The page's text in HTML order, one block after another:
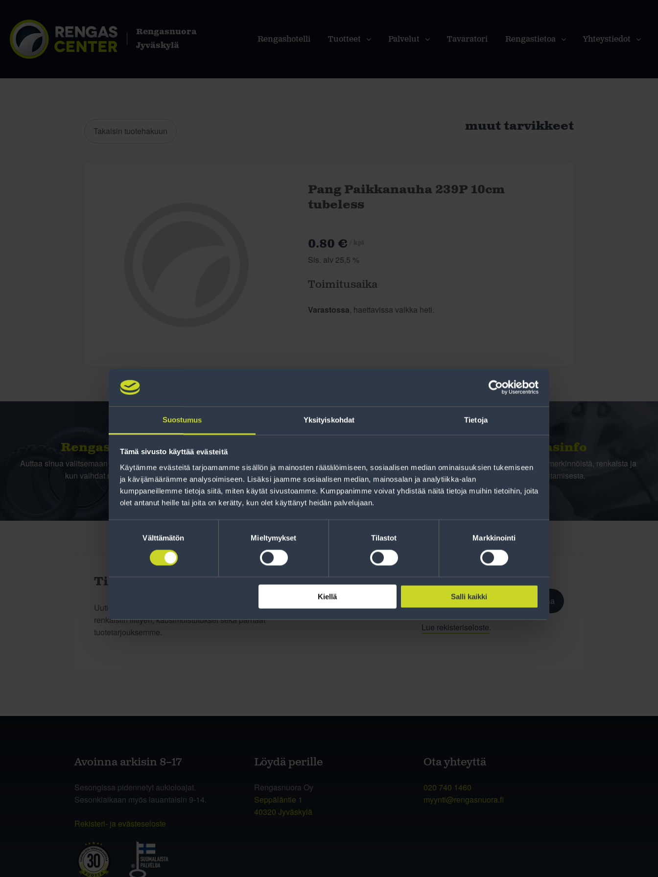
Suostumus Yksityiskohdat Tietoja
Tämä sivusto käyttää evästeitä
Käytämme evästeitä tarjoamamme sisällön ja mainosten räätälöimiseen, sosiaalisen median ominaisuuksien tukemiseen
ja kävijämäärämme analysoimiseen. Lisäksi jaamme sosiaalisen median, mainosalan ja analytiikka-alan
kumppaneillemme tietoja siitä, miten käytät sivustoamme. Kumppanimme voivat yhdistää näitä tietoja muihin tietoihin, joita
olet antanut heille tai joita on kerätty, kun olet käyttänyt heidän palvelujaan.
Välttämätön Mieltymykset Tilastot Markkinointi
Kiellä Salli kaikki
Rengasnuora
Jyväskylä
Rengashotelli Tuotteet Palvelut Tavaratori Rengastietoa Yhteystiedot
Takaisin tuotehakuun muut tarvikkeet
Pang Paikkanauha 239P 10cm
tubeless
0.80 €
Sis. alv 25,5 %
Toimitusaika
Varastossa, haettavissa vaikka heti.
Rengas­laskuri
Auttaa sinua valitsemaan oikean kokoisen renkaan,
kun vaihdat rengaskokoa.
Tee ostoksesi RengasCenter-tilillä. Saat
maksuaikaa renkaillesi.
Rengasinfo
Tavallisen ihmisen tietoa merkinnöistä, renkaista ja
niiden huoltamisesta.
Tilaa uutiskirje
Uutiskirjeessä saat autonomistajan ajankohtaista tietoa
renkaisiin liittyen, kausimuistutukset sekä parhaat
tuotetarjouksemme.
Tilaa
Lue rekisteriseloste.
Avoinna arkisin 8–17
Sesongissa pidennetyt aukioloajat.
Sesonkiaikaan myös lauantaisin 9-14.
Rekisteri- ja evästeseloste
Löydä perille
Rengasnuora Oy
Seppäläntie 1
40320 Jyväskylä
Ota yhteyttä
020 740 1460
myynti@rengasnuora.fi